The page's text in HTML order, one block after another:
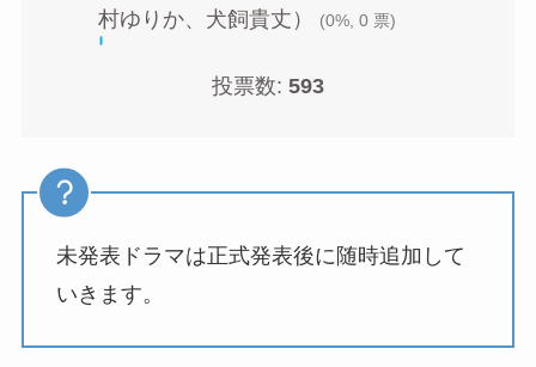
村ゆりか、犬飼貴丈）
(0%, 0 票)
投票数: 593
未発表ドラマは正式発表後に随時追加して
いきます。